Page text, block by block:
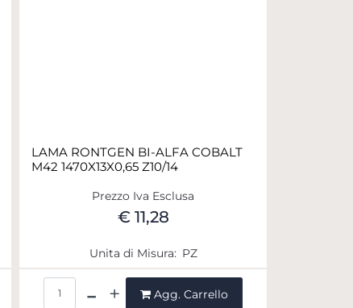
LAMA RONTGEN BI-ALFA COBALT
M42 1470X13X0,65 Z10/14
Prezzo Iva Esclusa
€ 11,28
Unita di Misura: PZ
Agg. Carrello